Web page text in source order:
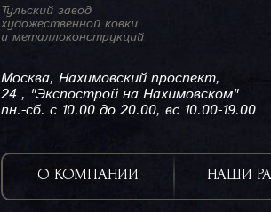
Тульский завод
художественной ковки
и металлоконструкций
Москва, Нахимовский проспект,
24 , "Экспострой на Нахимовском"
пн.-сб. с 10.00 до 20.00, вс 10.00-19.00
О КОМПАНИИ НАШИ